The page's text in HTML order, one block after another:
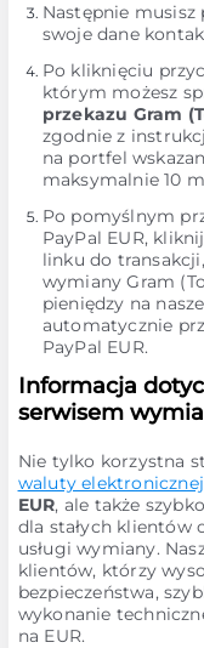
Następnie
swoje dane
Po kliknięciu
którym możesz
przekazu Gram
zgodnie z
na portfel
maksymalnie 10
Po pomyślnym
PayPal EUR,
linku do
wymiany Gram
pieniędzy na
automatycznie
PayPal EUR.
Informacja
serwisem
Nie tylko korzystna
waluty elektronicznej
EUR, ale także
dla stałych klientów
usługi wymiany.
klientów, którzy
bezpieczeństwa,
wykonanie
na EUR.